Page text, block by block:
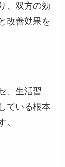
、双方の効
改善効果を
、生活習
ている根本
。